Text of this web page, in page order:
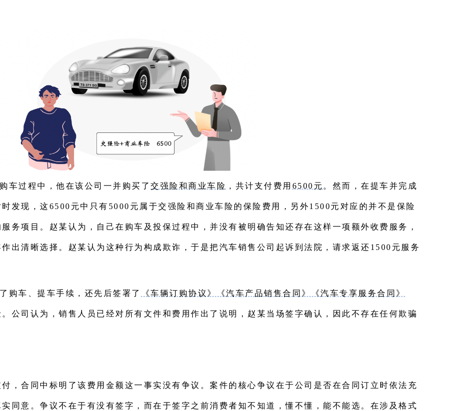
车过程中，他在该公司一并购买了交强险和商业车险 ，共计支付费用 6500元 。然而，在提车并完成
发现，这6500元中只有5000元属于交强险和商业车险的保险费用，另外1500元对应的并不是保险
务项目。赵某认为，自己在购车及投保过程中，并没有被明确告知还存在这样一项额外收费服务，
出清晰选择。赵某认为这种行为构成欺诈，于是把汽车销售公司起诉到法院，请求返还1500元服务
购车、提车手续，还先后签署了 《车辆订购协议》《汽车产品销售合同》《汽车专享服务合同》
公司认为，销售人员已经对所有文件和费用作出了说明，赵某当场签字确认，因此不存在任何欺骗
，合同中标明了该费用金额这一事实没有争议。案件的核心争议在于公司是否在合同订立时依法充
同意。争议不在于有没有签字，而在于签字之前消费者知不知道，懂不懂，能不能选。在涉及格式